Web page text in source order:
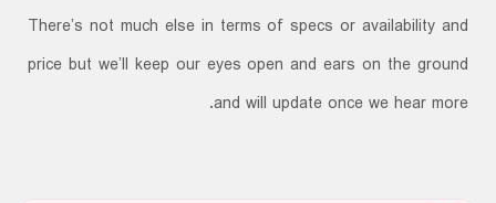
There’s not much else in terms of specs or availability and
price but we’ll keep our eyes open and ears on the ground
and will update once we hear more.